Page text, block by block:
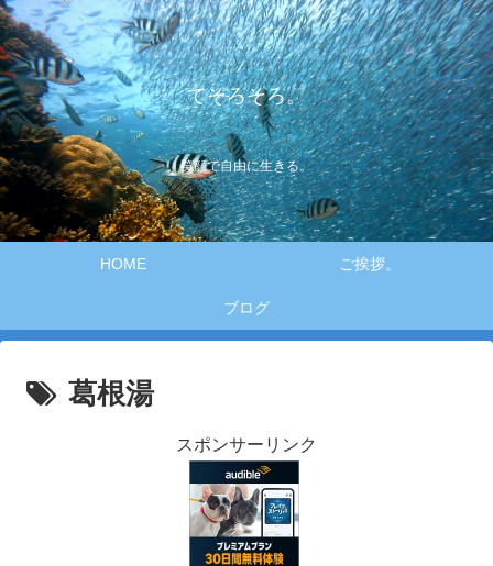
てそろそろ。
笑顔で自由に生きる。
HOME ご挨拶。
ブログ
葛根湯
スポンサーリンク